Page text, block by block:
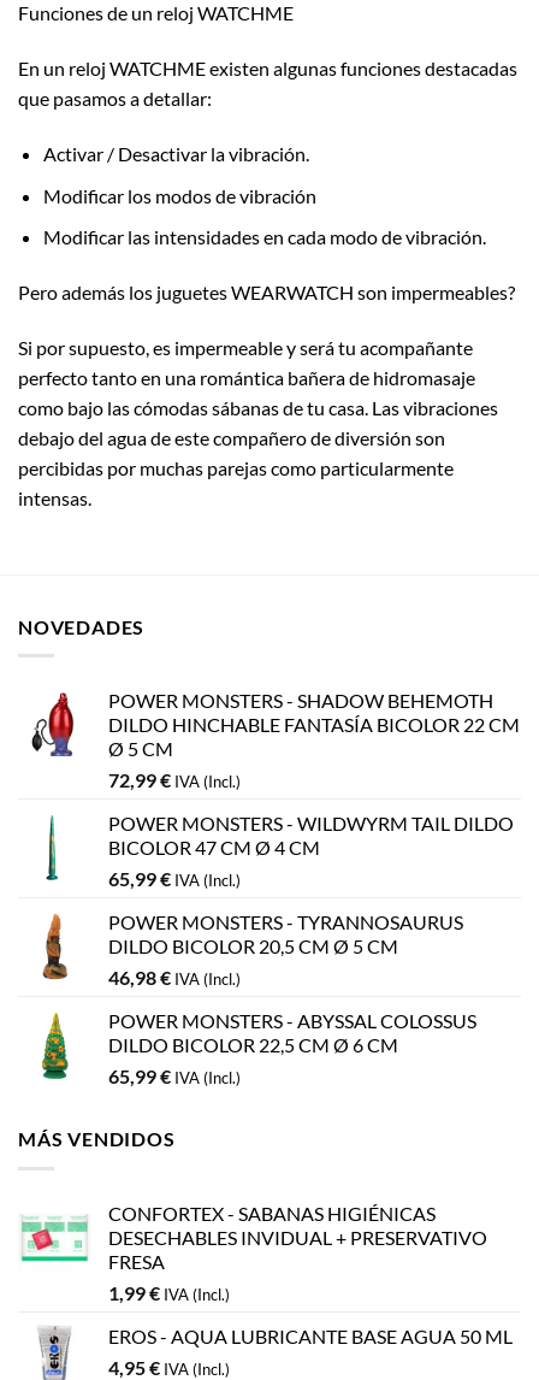
Funciones de un reloj WATCHME
En un reloj WATCHME existen algunas funciones destacadas
que pasamos a detallar:
Activar / Desactivar la vibración.
Modificar los modos de vibración
Modificar las intensidades en cada modo de vibración.
Pero además los juguetes WEARWATCH son impermeables?
Si por supuesto, es impermeable y será tu acompañante
perfecto tanto en una romántica bañera de hidromasaje
como bajo las cómodas sábanas de tu casa. Las vibraciones
debajo del agua de este compañero de diversión son
percibidas por muchas parejas como particularmente
intensas.
NOVEDADES
POWER MONSTERS - SHADOW BEHEMOTH
DILDO HINCHABLE FANTASÍA BICOLOR 22 CM
Ø 5 CM
72,99€ IVA (Incl.)
POWER MONSTERS - WILDWYRM TAIL DILDO
BICOLOR 47 CM Ø 4 CM
65,99€ IVA (Incl.)
POWER MONSTERS - TYRANNOSAURUS
DILDO BICOLOR 20,5 CM Ø 5 CM
46,98€ IVA (Incl.)
POWER MONSTERS - ABYSSAL COLOSSUS
DILDO BICOLOR 22,5 CM Ø 6 CM
65,99€ IVA (Incl.)
MÁS VENDIDOS
CONFORTEX - SABANAS HIGIÉNICAS
DESECHABLES INVIDUAL + PRESERVATIVO
FRESA
1,99€ IVA (Incl.)
EROS - AQUA LUBRICANTE BASE AGUA 50 ML
4,95€ IVA (Incl.)